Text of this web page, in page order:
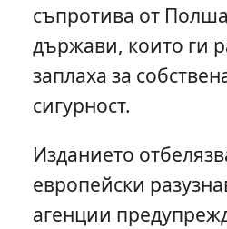
съпротива от
държави, които ги
заплаха за
сигурност.
Изданието
европейски
агенции